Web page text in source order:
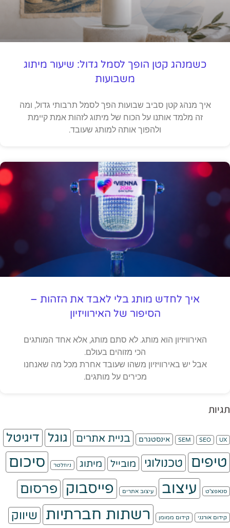
כשמנהג קטן הופך לסמל גדול: שיעור מיתוג
משבועות
איך מנהג קטן סביב שבועות הפך לסמל תרבותי גדול, ומה
זה מלמד אותנו על הכוח של מיתוג לזהות אמת קיימת
ולהפוך אותה למותג שעובד.
איך לחדש מותג בלי לאבד את הזהות –
הסיפור של האירוויזיון
האירוויזיון הוא מותג. לא סתם מותג, אלא אחד המותגים
הכי מזוהים בעולם.
אבל יש באירוויזיון משהו שעובד אחרת מכל מה שאנחנו
מכירים על מותגים.
תגיות
SEM SEO UX אינסטגרם בניית אתרים גוגל דיגיטל
טיפים טכנולוגי מובייל מיתוג ניוזלטר סיכום
סנאפצ'ט עיצוב עיצוב אתרים פייסבוק פרסום
קידום אורגני קידום ממומן רשתות חברתיות שיווק